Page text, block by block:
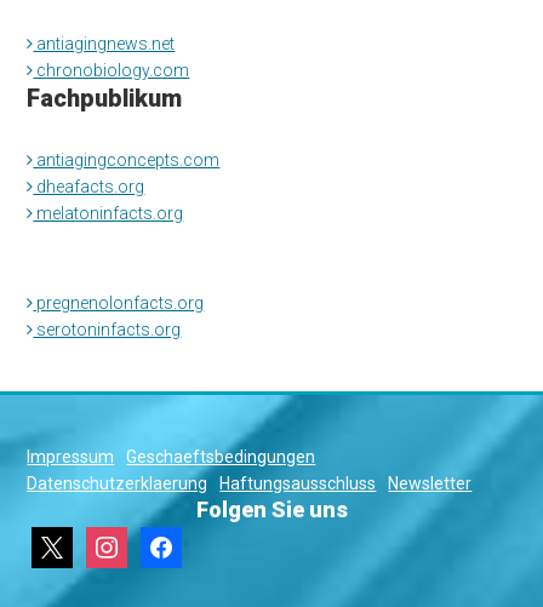
antiagingnews.net
chronobiology.com
Fachpublikum
antiagingconcepts.com
dheafacts.org
melatoninfacts.org
pregnenolonfacts.org
serotoninfacts.org
Impressum
Geschaeftsbedingungen
Datenschutzerklaerung
Haftungsausschluss Newsletter
Folgen Sie uns
instagramfacebook